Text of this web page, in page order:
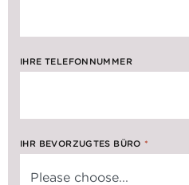
IHRE TELEFONNUMMER
IHR BEVORZUGTES BÜRO *